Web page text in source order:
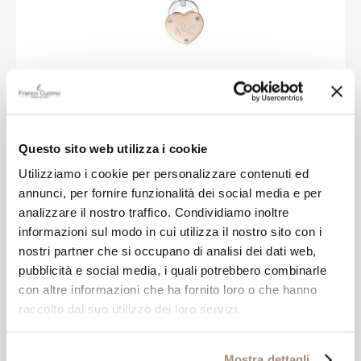
Questo sito web utilizza i cookie
Utilizziamo i cookie per personalizzare contenuti ed
annunci, per fornire funzionalità dei social media e per
analizzare il nostro traffico. Condividiamo inoltre
informazioni sul modo in cui utilizza il nostro sito con i
nostri partner che si occupano di analisi dei dati web,
pubblicità e social media, i quali potrebbero combinarle
con altre informazioni che ha fornito loro o che hanno
raccolto dal suo utilizzo dei loro servizi.
€ 29,00